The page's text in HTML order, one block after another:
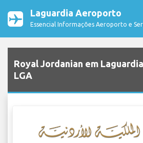
Laguardia Aeroporto
Essencial Informações Aeroporto e
Royal Jordanian em
LGA